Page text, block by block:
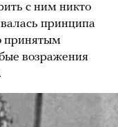
с ним никто
принципа
принятым
возражения